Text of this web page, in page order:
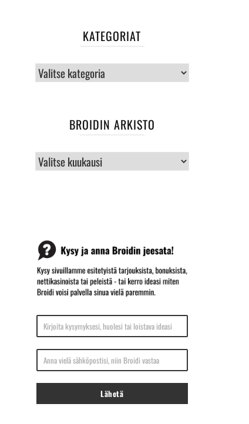
KATEGORIAT
Kategoriat
BROIDIN ARKISTO
BROIDIN
Kirjoita kysymyksesi, huolesi tai loistava ideasi
Anna vielä sähköpostisi, niin Broidi vastaa
Lähetä